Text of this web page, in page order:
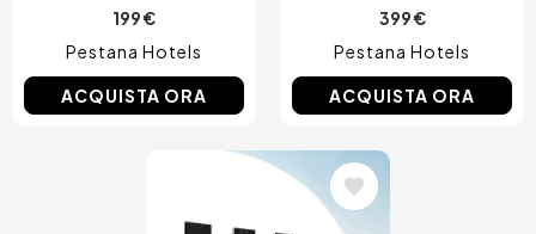
199 €
Pestana Hotels
ACQUISTA ORA
399 €
Pestana Hotels
ACQUISTA ORA
Immagine